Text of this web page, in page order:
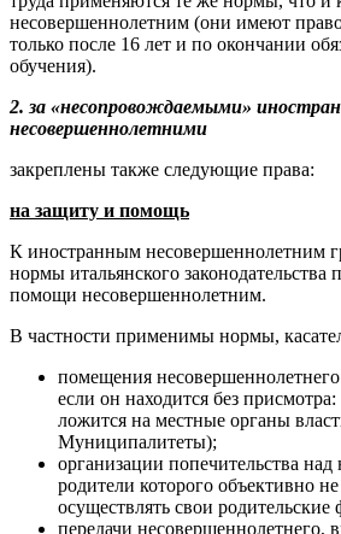
несовершеннолетним (они имеют
только после 16 лет и по окончании
обучения).
2. за «несопровождаемыми»
несовершеннолетними
закреплены также следующие права:
на защиту и помощь
К иностранным несовершеннолетним
нормы итальянского
помощи несовершеннолетним.
В частности применимы нормы,
помещения несовершеннолетнего
если он находится без присмотра:
ложится на местные органы
Муниципалитеты);
организации попечительства
родители которого объективно
осуществлять свои
передачи несовершеннолетнего,